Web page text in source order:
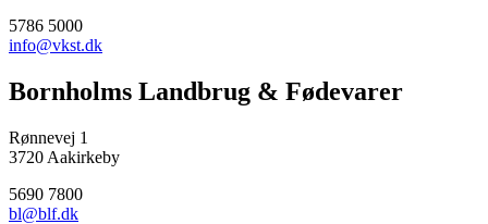
5786 5000
info@vkst.dk
Bornholms Landbrug & Fødevarer
Rønnevej 1
3720 Aakirkeby
5690 7800
bl@blf.dk